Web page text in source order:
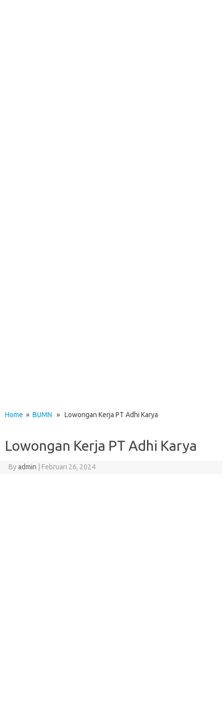
Home » BUMN » Lowongan Kerja PT Adhi Karya
Lowongan Kerja PT Adhi Karya
Byadmin Februari 26, 2024